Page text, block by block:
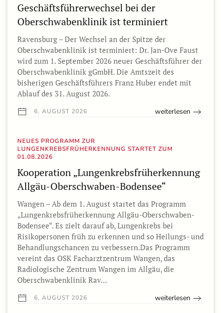
Geschäftsführerwechsel bei der
Oberschwabenklinik ist terminiert
Ravensburg – Der Wechsel an der Spitze der
Oberschwabenklinik ist terminiert: Dr. Jan-Ove Faust
wird zum 1. September 2026 neuer Geschäftsführer der
Oberschwabenklinik gGmbH. Die Amtszeit des
bisherigen Geschäftsführers Franz Huber endet mit
Ablauf des 31. August 2026.
6. AUGUST 2026 weiterlesen
NEUES PROGRAMM ZUR
LUNGENKREBSFRÜHERKENNUNG STARTET ZUM
01.08.2026
Kooperation „Lungenkrebsfrüherkennung
Allgäu-Oberschwaben-Bodensee“
Wangen – Ab dem 1. August startet das Programm
„Lungenkrebsfrüherkennung Allgäu-Oberschwaben-
Bodensee“. Es zielt darauf ab, Lungenkrebs bei
Risikopersonen früh zu erkennen und so Heilungs- und
Behandlungschancen zu verbessern.Das Programm
vereint das OSK Facharztzentrum Wangen, das
Radiologische Zentrum Wangen im Allgäu, die
Oberschwabenklinik Rav…
6. AUGUST 2026 weiterlesen